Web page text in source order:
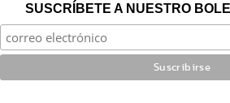
SUSCRÍBETE A NUESTRO